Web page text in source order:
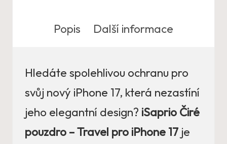
Popis Další informace
Hledáte spolehlivou ochranu pro
svůj nový iPhone 17, která nezastíní
jeho elegantní design? iSaprio Čiré
pouzdro – Travel pro iPhone 17 je